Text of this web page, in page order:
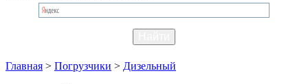
Главная > Погрузчики > Дизельный